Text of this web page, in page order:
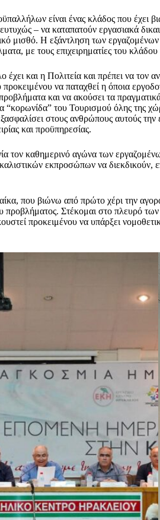
είναι ένας κλάδος που έχει
– να καταπατούν εργασιακά
μισθό. Η εξάντληση των
με τους επιχειρηματίες του
και η Πολιτεία και πρέπει να τον
να παταχθεί η όποια
και να ακούσει τα
“κορωνίδα” του Τουρισμού όλης της
στους ανθρώπους αυτούς
και προϋπηρεσίας.
τον καθημερινό αγώνα των
εκπροσώπων να διεκδικούν,
που βιώνω από πρώτο χέρι την
προβλήματος. Στέκομαι στο πλευρό
προκειμένου να υπάρξει